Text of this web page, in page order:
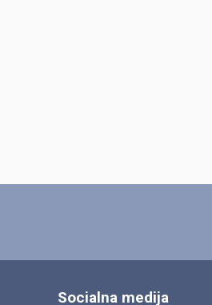
Socialna medija